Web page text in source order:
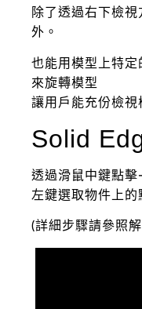
除了透過右下檢
外。
也能用模型上特定
來旋轉模型
讓用戶能充份檢視
Solid
透過滑鼠中鍵點
左鍵選取物件上的
(詳細步驟請參照